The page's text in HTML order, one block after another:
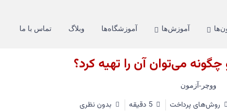
آموزش‌ها آموزشگاه‌ها وبلاگ تماس با ما
می‌توان آن را تهیه کرد؟
روش‌های پرداخت 5 دقیقه بدون نظری